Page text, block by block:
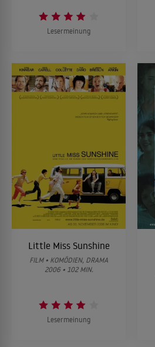
Lesermeinung
Little Miss Sunshine
FILM • KOMÖDIEN, DRAMA
2006 • 102 MIN.
Lesermeinung